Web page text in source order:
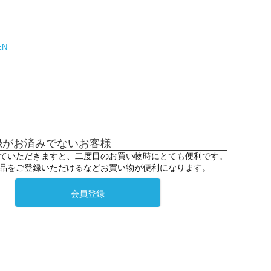
お済みでないお客様
いただきますと、二度目のお買い物時にとても便利です。
をご登録いただけるなどお買い物が便利になります。
会員登録